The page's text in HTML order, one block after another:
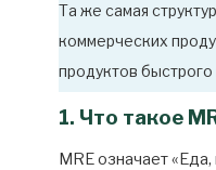
Та же самая
коммерческих
продуктов
1. Что такое
MRE означает